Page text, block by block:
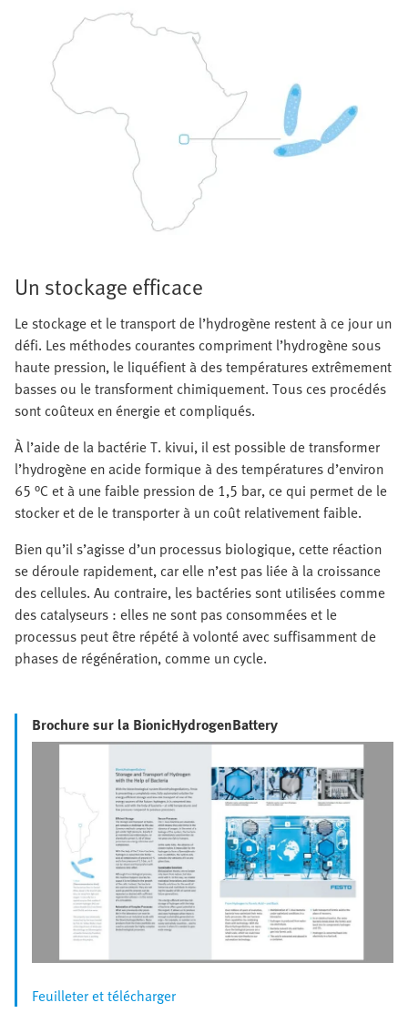
Un stockage efficace
Le stockage et le transport de l’hydrogène restent à ce jour un
défi. Les méthodes courantes compriment l’hydrogène sous
haute pression, le liquéfient à des températures extrêmement
basses ou le transforment chimiquement. Tous ces procédés
sont coûteux en énergie et compliqués.
À l’aide de la bactérie T. kivui, il est possible de transformer
l’hydrogène en acide formique à des températures d’environ
65 °C et à une faible pression de 1,5 bar, ce qui permet de le
stocker et de le transporter à un coût relativement faible.
Bien qu’il s’agisse d’un processus biologique, cette réaction
se déroule rapidement, car elle n’est pas liée à la croissance
des cellules. Au contraire, les bactéries sont utilisées comme
des catalyseurs : elles ne sont pas consommées et le
processus peut être répété à volonté avec suffisamment de
phases de régénération, comme un cycle.
Brochure sur la BionicHydrogenBattery
Feuilleter et télécharger